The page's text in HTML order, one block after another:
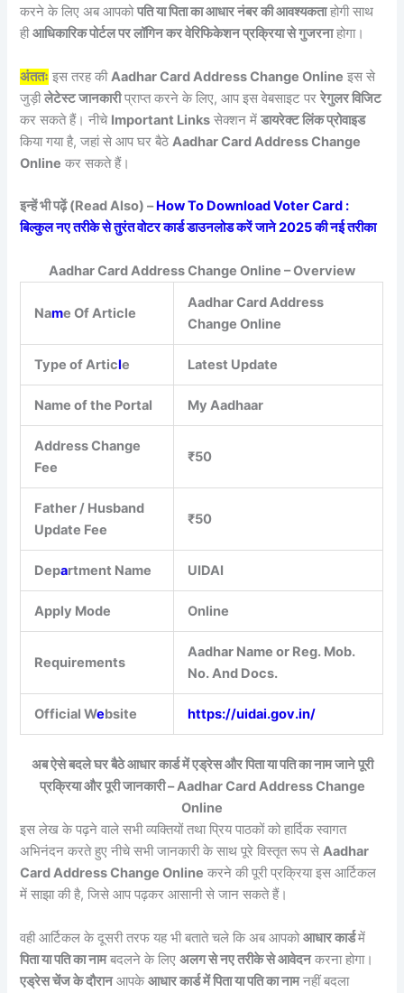
करने के लिए अब आपकोपति या पिता का आधार नंबर की आवश्यकताहोगी साथ
हीआधिकारिक पोर्टल पर लॉगिन कर वेरिफिकेशन प्रक्रिया से गुजरनाहोगा।
अंततः इस तरह कीAadhar Card Address Change Online इस से
जुड़ीलेटेस्ट जानकारीप्राप्त करने के लिए, आप इस वेबसाइट पररेगुलर विजिट
कर सकते हैं। नीचे Important Links सेक्शन मेंडायरेक्ट लिंक प्रोवाइड
किया गया है, जहां से आप घर बैठेAadhar Card Address Change
Online कर सकते हैं।
इन्हें भी पढ़ें (Read Also) –How To Download Voter Card :
बिल्कुल नए तरीके से तुरंत वोटर कार्ड डाउनलोड करें जाने 2025 की नई तरीका
Aadhar Card Address Change Online – Overview
Name Of Article
Aadhar Card Address
Change Online
Type of Article Latest Update
Name of the Portal My Aadhaar
Address Change
Fee
₹50
Father / Husband
Update Fee
₹50
Department Name UIDAI
Apply Mode Online
Requirements
Aadhar Name or Reg. Mob.
No. And Docs.
Official Website https://uidai.gov.in/
अब ऐसे बदले घर बैठे आधार कार्ड में एड्रेस और पिता या पति का नाम जाने पूरी
प्रक्रिया और पूरी जानकारी – Aadhar Card Address Change
Online
इस लेख के पढ़ने वाले सभी व्यक्तियों तथा प्रिय पाठकों को हार्दिक स्वागत
अभिनंदन करते हुए नीचे सभी जानकारी के साथ पूरे विस्तृत रूप सेAadhar
Card Address Change Online करने की पूरी प्रक्रिया इस आर्टिकल
में साझा की है, जिसे आप पढ़कर आसानी से जान सकते हैं।
वही आर्टिकल के दूसरी तरफ यह भी बताते चले कि अब आपकोआधार कार्डमें
पिता या पति का नामबदलने के लिएअलग से नए तरीके से आवेदनकरना होगा।
एड्रेस चेंज के दौरानआपकेआधार कार्ड में पिता या पति का नामनहीं बदला